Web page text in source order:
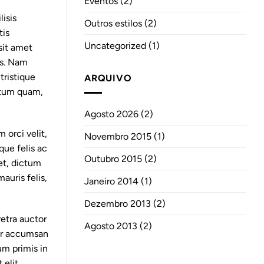
amet
Nam
quam,
orci velit,
felis ac
dictum
felis,
auctor
accumsan
primis in
Outros estilos (2)
Uncategorized (1)
ARQUIVO
Agosto 2026 (2)
Novembro 2015 (1)
Outubro 2015 (2)
Janeiro 2014 (1)
Dezembro 2013 (2)
Agosto 2013 (2)